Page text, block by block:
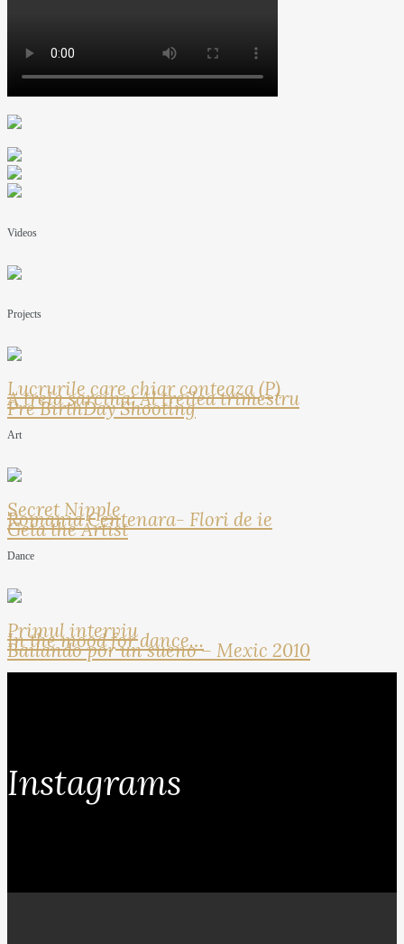
Videos
Projects
Lucrurile care chiar conteaza (P)
A treia sarcina: Al treilea trimestru
Pre BirthDay Shooting
Art
Secret Nipple
Romania Centenara- Flori de ie
Geta the Artist
Dance
Primul interviu
In the mood for dance…
Bailando por un sueno – Mexic 2010
Instagrams